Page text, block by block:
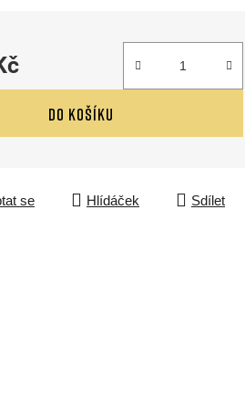
DO KOŠÍKU
se Hlídáček Sdílet